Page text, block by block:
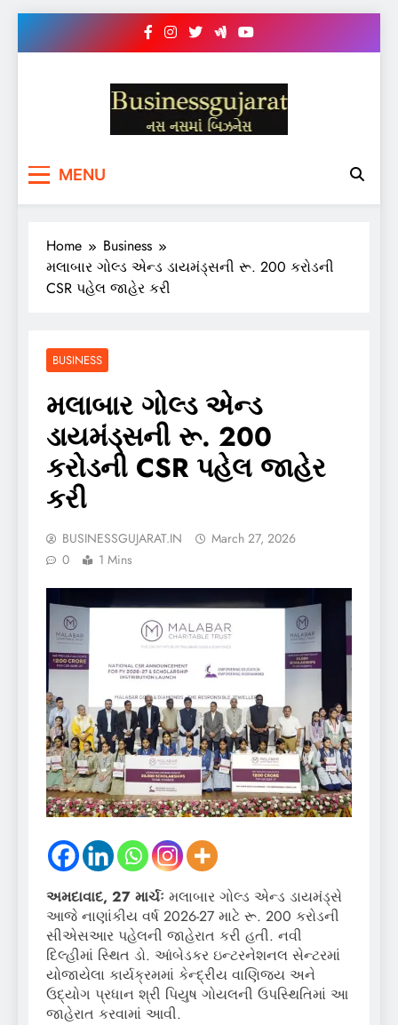
BUSINESS GUJARAT
MENU
Home
Business
મલાબાર ગોલ્ડ એન્ડ ડાયમંડ્સની રૂ. 200 કરોડની
CSR પહેલ જાહેર કરી
BUSINESS
મલાબાર ગોલ્ડ એન્ડ
ડાયમંડ્સની રૂ. 200
કરોડની CSR પહેલ જાહેર
કરી
BUSINESSGUJARAT.IN
March 27, 2026
0
1 Mins
અમદાવાદ, 27 માર્ચઃ મલાબાર ગોલ્ડ એન્ડ ડાયમંડ્સે
આજે નાણાંકીય વર્ષ 2026-27 માટે રૂ. 200 કરોડની
સીએસઆર પહેલની જાહેરાત કરી હતી. નવી
દિલ્હીમાં સ્થિત ડો. આંબેડકર ઇન્ટરનેશનલ સેન્ટરમાં
યોજાયેલા કાર્યક્રમમાં કેન્દ્રીય વાણિજ્ય અને
ઉદ્યોગ પ્રધાન શ્રી પિયુષ ગોયલની ઉપસ્થિતિમાં આ
જાહેરાત કરવામાં આવી.